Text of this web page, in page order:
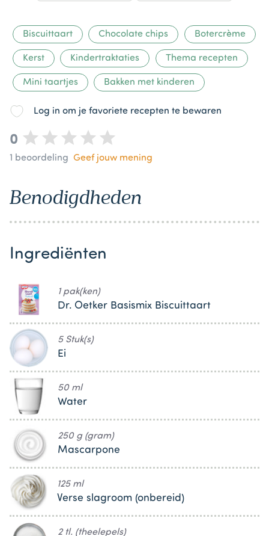
Biscuittaart Chocolate chips Botercrème
Kerst Kindertraktaties Thema recepten
Mini taartjes Bakken met kinderen
Log in om je favoriete recepten te bewaren
0
1 beoordeling Geef jouw mening
Benodigdheden
Ingrediënten
1 pak(ken)
Dr. Oetker Basismix Biscuittaart
5 Stuk(s)
Ei
50 ml
Water
250 g (gram)
Mascarpone
125 ml
Verse slagroom (onbereid)
2 tl. (theelepels)